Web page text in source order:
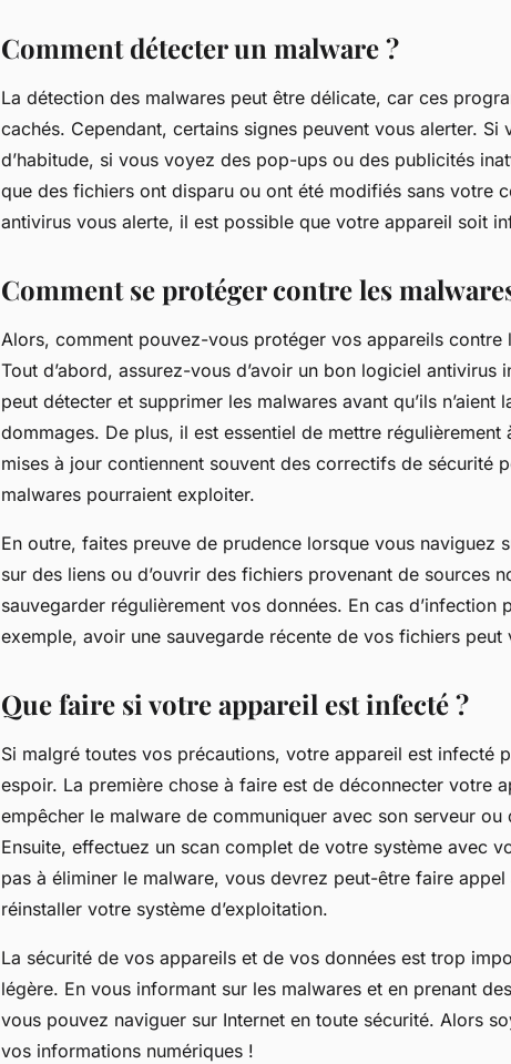
Comment détecter un malware ?
La détection des malwares peut être délicate, car ces
cachés. Cependant, certains signes peuvent vous alerter.
d’habitude, si vous voyez des pop-ups ou des publicités
que des fichiers ont disparu ou ont été modifiés sans votre
antivirus vous alerte, il est possible que votre appareil soit
Comment se protéger contre les
Alors, comment pouvez-vous protéger vos appareils contre
Tout d’abord, assurez-vous d’avoir un bon logiciel antivirus
peut détecter et supprimer les malwares avant qu’ils n’aient
dommages. De plus, il est essentiel de mettre
mises à jour contiennent souvent des correctifs de sécurité
malwares pourraient exploiter.
En outre, faites preuve de prudence lorsque vous naviguez
sur des liens ou d’ouvrir des fichiers provenant de sources
sauvegarder régulièrement vos données. En cas d’infection
exemple, avoir une sauvegarde récente de vos fichiers peut
Que faire si votre appareil est infecté ?
Si malgré toutes vos précautions, votre appareil est infecté
espoir. La première chose à faire est de déconnecter votre
empêcher le malware de communiquer avec son serveur ou
Ensuite, effectuez un scan complet de votre système avec
pas à éliminer le malware, vous devrez peut-être faire
réinstaller votre système d’exploitation.
La sécurité de vos appareils et de vos données est trop
légère. En vous informant sur les malwares et en prenant
vous pouvez naviguer sur Internet en toute sécurité. Alors
vos informations numériques !